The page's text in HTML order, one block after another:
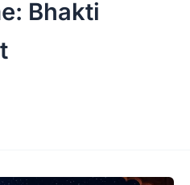
Bhakti